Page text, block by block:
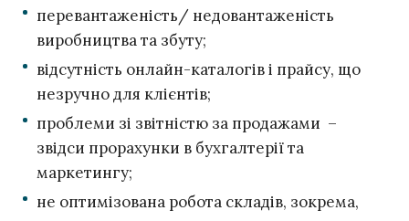
перевантаженість/ недовантаженість
виробництва та збуту;
відсутність онлайн-каталогів і прайсу, що
незручно для клієнтів;
проблеми зі звітністю за продажами –
звідси прорахунки в бухгалтерії та
маркетингу;
не оптимізована робота складів, зокрема,